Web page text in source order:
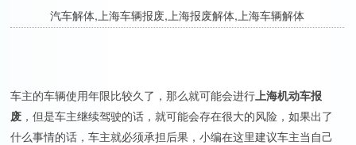
汽车解体,上海车辆报废,上海报废解体,上海车辆解体
车主的车辆使用年限比较久了，那么就可能会进行 上海机动车报
废 ，但是车主继续驾驶的话，就可能会存在很大的风险，如果出了
什么事情的话，车主就必须承担后果，小编在这里建议车主当自己